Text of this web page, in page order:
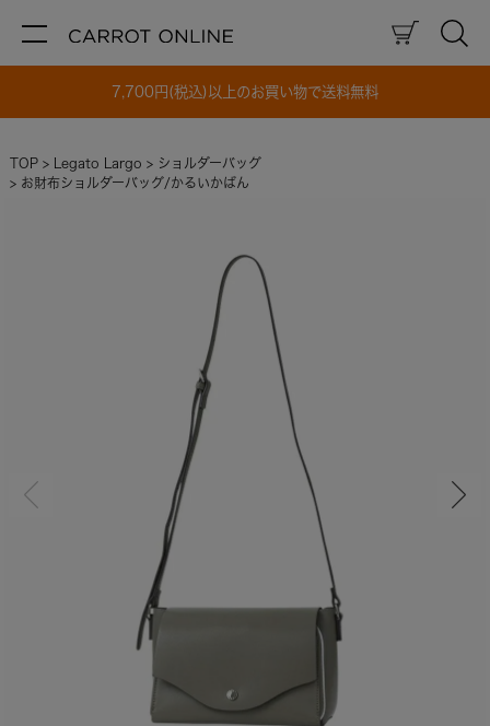
7,700円(税込)以上のお買い物で送料無料
TOP Legato Largo
ショルダーバッグ
お財布ショルダーバッグ/かるいかばん